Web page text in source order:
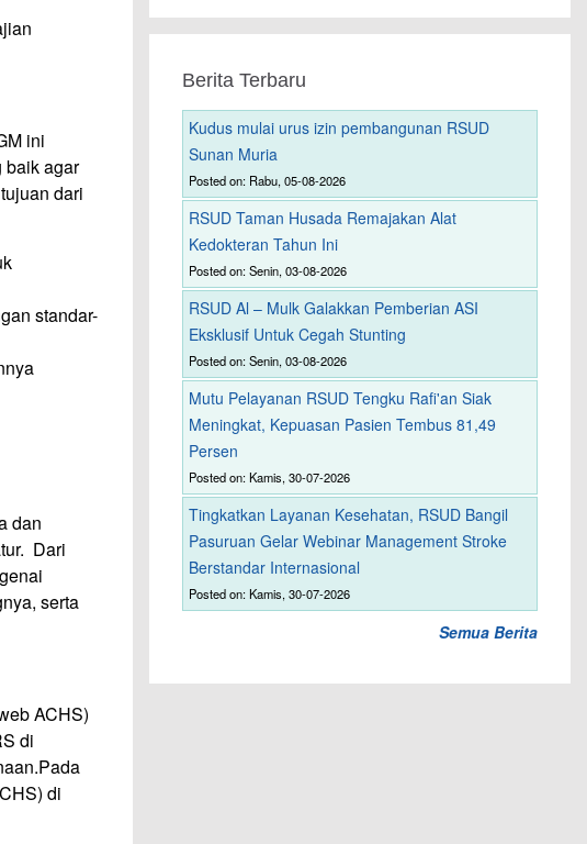
ini
baik agar
dari
standar-
dan
Dari
serta
ACHS)
di
di
Berita Terbaru
Kudus mulai urus izin pembangunan RSUD
Sunan Muria
Posted on: Rabu, 05-08-2026
RSUD Taman Husada Remajakan Alat
Kedokteran Tahun Ini
Posted on: Senin, 03-08-2026
RSUD Al – Mulk Galakkan Pemberian ASI
Eksklusif Untuk Cegah Stunting
Posted on: Senin, 03-08-2026
Mutu Pelayanan RSUD Tengku Rafi'an Siak
Meningkat, Kepuasan Pasien Tembus 81,49
Persen
Posted on: Kamis, 30-07-2026
Tingkatkan Layanan Kesehatan, RSUD Bangil
Pasuruan Gelar Webinar Management Stroke
Berstandar Internasional
Posted on: Kamis, 30-07-2026
Semua Berita